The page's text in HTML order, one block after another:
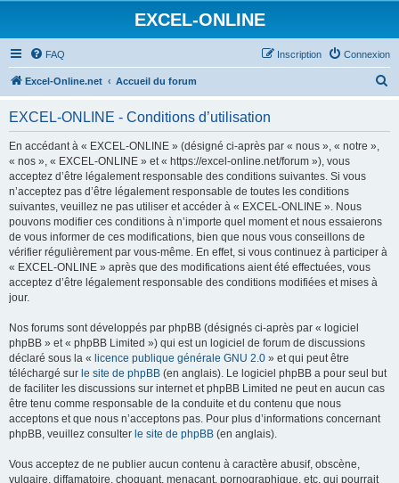
EXCEL-ONLINE
FAQ Connexion
Inscription
Excel-Online.net Accueil du forum
EXCEL-ONLINE - Conditions d’utilisation
En accédant à « EXCEL-ONLINE » (désigné ci-après par « nous », « notre »,
« nos », « EXCEL-ONLINE » et « https://excel-online.net/forum »), vous
acceptez d’être légalement responsable des conditions suivantes. Si vous
n’acceptez pas d’être légalement responsable de toutes les conditions
suivantes, veuillez ne pas utiliser et accéder à « EXCEL-ONLINE ». Nous
pouvons modifier ces conditions à n’importe quel moment et nous essaierons
de vous informer de ces modifications, bien que nous vous conseillons de
vérifier régulièrement par vous-même. En effet, si vous continuez à participer à
« EXCEL-ONLINE » après que des modifications aient été effectuées, vous
acceptez d’être légalement responsable des conditions modifiées et mises à
jour.
Nos forums sont développés par phpBB (désignés ci-après par « logiciel
phpBB » et « phpBB Limited ») qui est un logiciel de forum de discussions
déclaré sous la « licence publique générale GNU 2.0 » et qui peut être
téléchargé sur le site de phpBB (en anglais). Le logiciel phpBB a pour seul but
de faciliter les discussions sur internet et phpBB Limited ne peut en aucun cas
être tenu comme responsable de la conduite et du contenu que nous
acceptons et que nous n’acceptons pas. Pour plus d’informations concernant
phpBB, veuillez consulter le site de phpBB (en anglais).
Vous acceptez de ne publier aucun contenu à caractère abusif, obscène,
vulgaire, diffamatoire, choquant, menaçant, pornographique, etc. qui pourrait